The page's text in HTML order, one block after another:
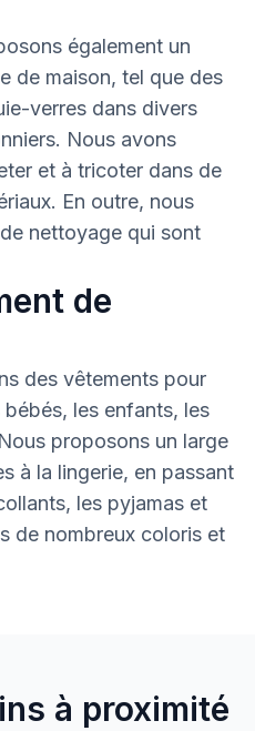
également un
de maison, tel que des
verres dans divers
Nous avons
et à tricoter dans de
En outre, nous
nettoyage qui sont
de
des vêtements pour
les enfants, les
proposons un large
à la lingerie, en passant
les pyjamas et
de nombreux coloris et
à proximité